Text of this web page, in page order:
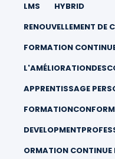
LMS
HYBRID
RENOUVELLEMENT DE
FORMATION
APPRENTISSAGE
ORMATION CONTINUE